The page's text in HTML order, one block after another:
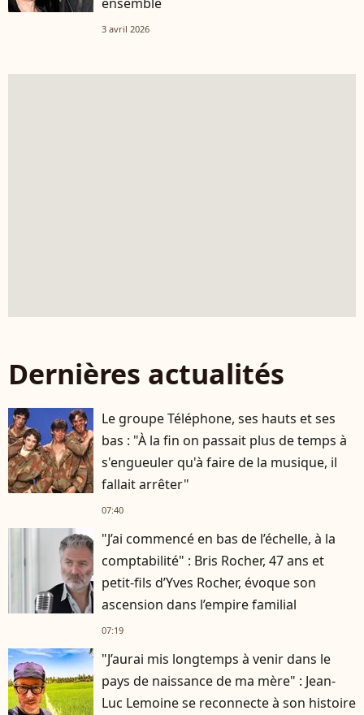
3 avril 2026
Dernières actualités
Le groupe Téléphone, ses hauts et ses
bas : "À la fin on passait plus de temps à
s'engueuler qu'à faire de la musique, il
fallait arrêter"
07:40
"J’ai commencé en bas de l’échelle, à la
comptabilité" : Bris Rocher, 47 ans et
petit-fils d’Yves Rocher, évoque son
ascension dans l’empire familial
07:19
"J’aurai mis longtemps à venir dans le
pays de naissance de ma mère" : Jean-
Luc Lemoine se reconnecte à son histoire